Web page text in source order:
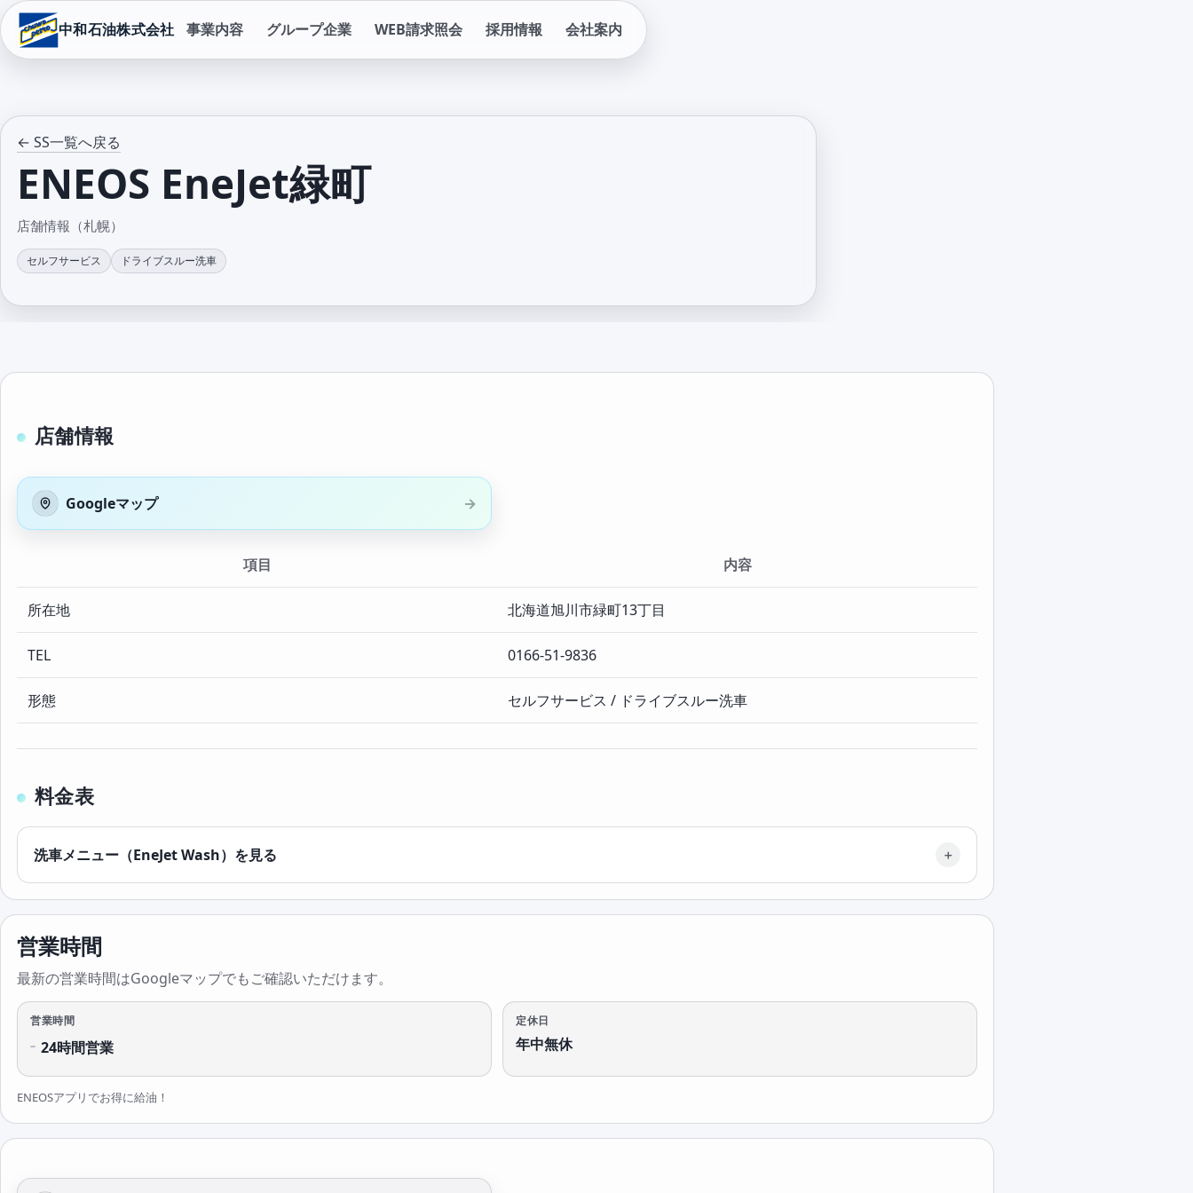
中和石油株式会社 事業内容 グループ企業 WEB請求照会 採用情報 会社案内
← SS一覧へ戻る
ENEOS EneJet緑町
店舗情報（札幌）
セルフサービス ドライブスルー洗車
店舗情報
Googleマップ
項目 内容
所在地 北海道旭川市緑町13丁目
TEL 0166-51-9836
形態 セルフサービス / ドライブスルー洗車
料金表
洗車メニュー（EneJet Wash）を見る
営業時間
最新の営業時間はGoogleマップでもご確認いただけます。
営業時間
24時間営業
定休日
年中無休
ENEOSアプリでお得に給油！